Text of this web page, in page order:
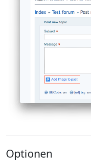
Optionen